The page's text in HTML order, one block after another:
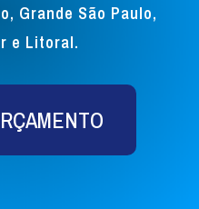
Grande São Paulo,
e Litoral.